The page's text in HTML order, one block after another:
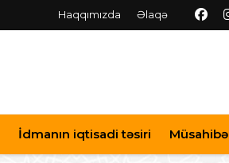
Haqqımızda Əlaqə
İdmanın iqtisadi təsiri Müsahibə